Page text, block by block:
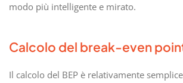
modo più intelligente e mirato.
Calcolo del break-even
Il calcolo del BEP è relativamente